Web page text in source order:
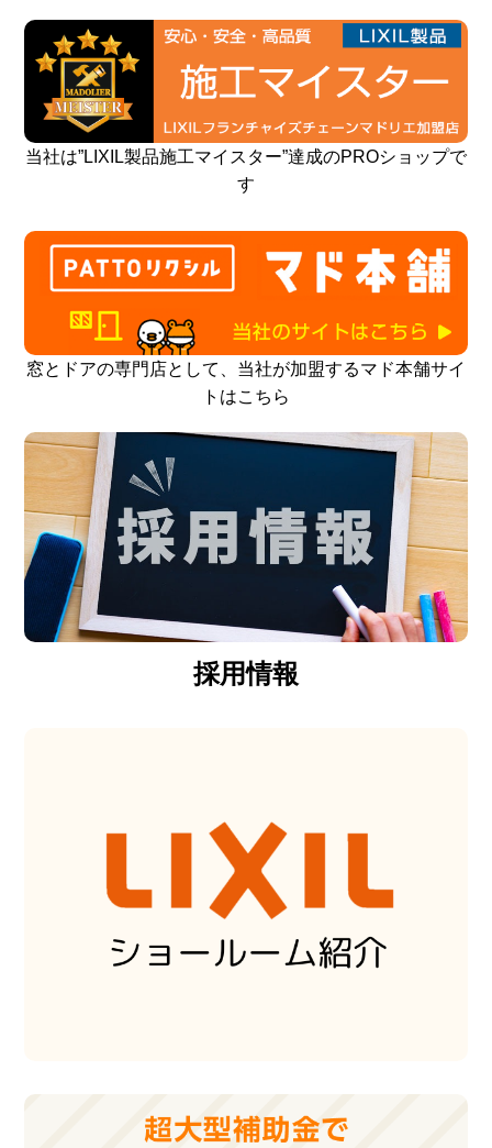
当社は”LIXIL製品施工マイスター”達成のPROショップで
す
窓とドアの専門店として、当社が加盟するマド本舗サイ
トはこちら
採用情報